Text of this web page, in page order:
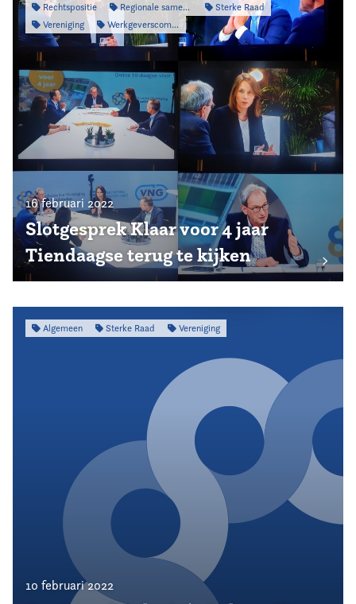
Rechtspositie
Regionale samenwerking
Sterke Raad
Vereniging
Werkgeverscommissie
16 februari 2022
Slotgesprek Klaar voor 4 jaar
Tiendaagse terug te kijken
Algemeen Sterke Raad Vereniging
10 februari 2022